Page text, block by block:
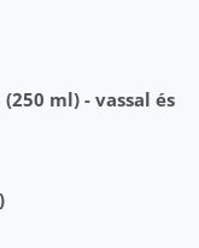
ml) - vassal és